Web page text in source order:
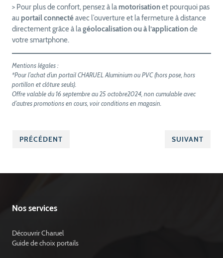
> Pour plus de confort, pensez à la motorisationet pourquoi pas
au portail connectéavec l’ouverture et la fermeture à distance
directement grâce à lagéolocalisation ou à l’applicationde
votre smartphone.
Mentions légales :
*Pour l’achat d’un portail CHARUEL Aluminium ou PVC (hors pose, hors
portillon et clôture seuls).
Offre valable du 16 septembre au 25 octobre2024, non cumulable avec
d’autres promotions en cours, voir conditions en magasin.
PRÉCÉDENT SUIVANT
Nos services
Découvrir Charuel
Guide de choix portails